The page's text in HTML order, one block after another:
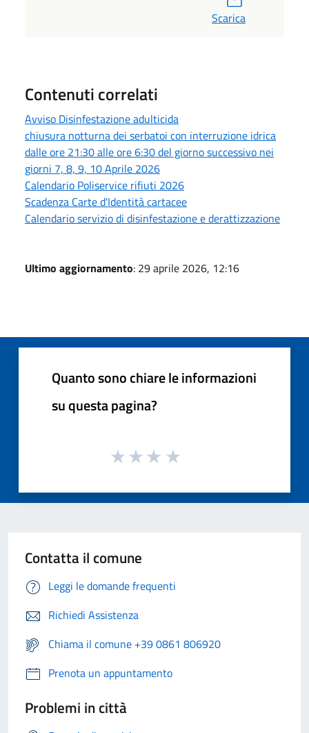
Scarica
Contenuti correlati
Avviso Disinfestazione adulticida
chiusura notturna dei serbatoi con interruzione idrica
dalle ore 21:30 alle ore 6:30 del giorno successivo nei
giorni 7, 8, 9, 10 Aprile 2026
Calendario Poliservice rifiuti 2026
Scadenza Carte d'Identità cartacee
Calendario servizio di disinfestazione e derattizzazione
Ultimo aggiornamento: 29 aprile 2026, 12:16
Quanto sono chiare le informazioni
su questa pagina?
Contatta il comune
Leggi le domande frequenti
Richiedi Assistenza
Chiama il comune +39 0861 806920
Prenota un appuntamento
Problemi in città